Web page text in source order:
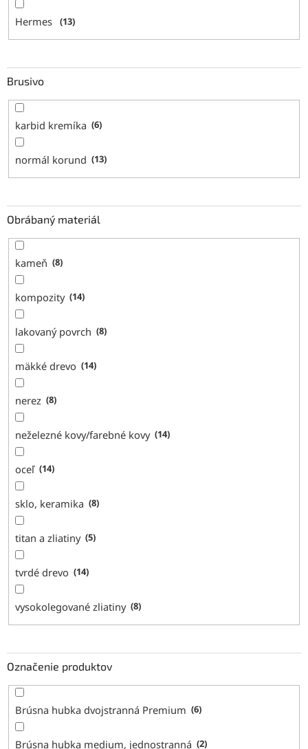
Hermes 13
Brusivo
karbid kremíka 6
normál korund 13
Obrábaný materiál
kameň 8
kompozity 14
lakovaný povrch 8
mäkké drevo 14
nerez 8
neželezné kovy/farebné kovy 14
oceľ 14
sklo, keramika 8
titan a zliatiny 5
tvrdé drevo 14
vysokolegované zliatiny 8
Označenie produktov
Brúsna hubka dvojstranná Premium 6
Brúsna hubka medium, jednostranná 2